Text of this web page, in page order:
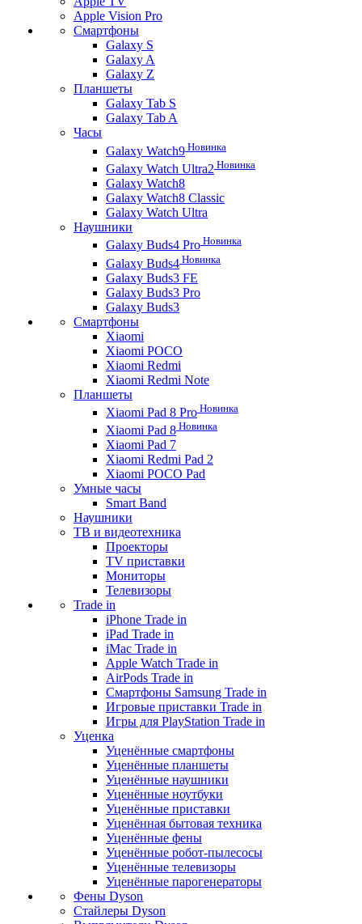
Apple Vision Pro
Смартфоны
Galaxy S
Galaxy A
Galaxy Z
Планшеты
Galaxy Tab S
Galaxy Tab A
Часы
Galaxy Watch9 Новинка
Galaxy Watch Ultra2 Новинка
Galaxy Watch8
Galaxy Watch8 Classic
Galaxy Watch Ultra
Наушники
Galaxy Buds4 Pro Новинка
Galaxy Buds4 Новинка
Galaxy Buds3 FE
Galaxy Buds3 Pro
Galaxy Buds3
Смартфоны
Xiaomi
Xiaomi POCO
Xiaomi Redmi
Xiaomi Redmi Note
Планшеты
Xiaomi Pad 8 Pro Новинка
Xiaomi Pad 8 Новинка
Xiaomi Pad 7
Xiaomi Redmi Pad 2
Xiaomi POCO Pad
Умные часы
Smart Band
Наушники
ТВ и видеотехника
Проекторы
TV приставки
Мониторы
Телевизоры
Trade in
iPhone Trade in
iPad Trade in
iMac Trade in
Apple Watch Trade in
AirPods Trade in
Смартфоны Samsung Trade in
Игровые приставки Trade in
Игры для PlayStation Trade in
Уценка
Уценённые смартфоны
Уценённые планшеты
Уценённые наушники
Уценённые ноутбуки
Уценённые приставки
Уценённая бытовая техника
Уценённые фены
Уценённые робот-пылесосы
Уценённые телевизоры
Уценённые парогенераторы
Фены Dyson
Стайлеры Dyson